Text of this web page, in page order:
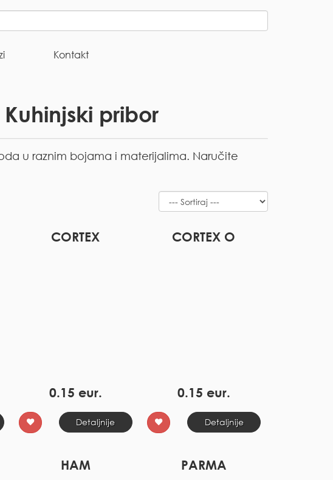
Kontakt
pribor
u raznim bojama i materijalima. Naručite
CORTEX
0.15 eur.
Detaljnije
CORTEX O
0.15 eur.
Detaljnije
HAM PARMA